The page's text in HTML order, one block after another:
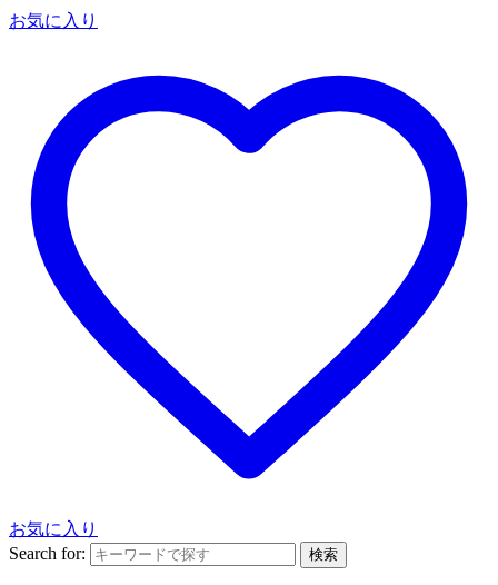
お気に入り
お気に入り
Search for:
検索